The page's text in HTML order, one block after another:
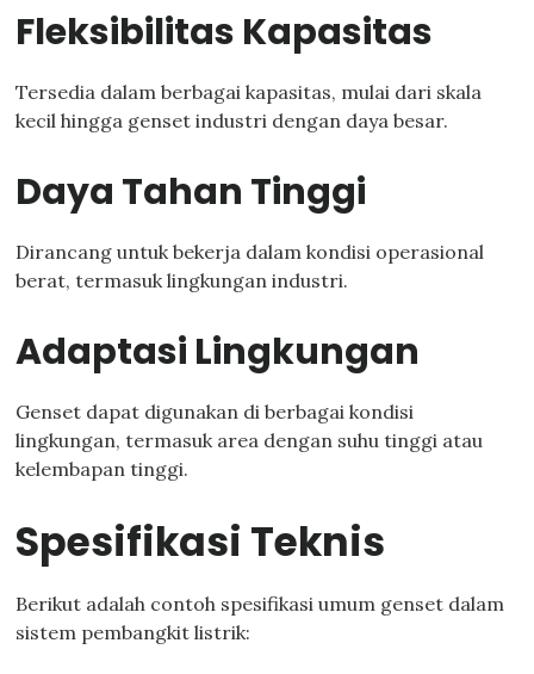
Fleksibilitas Kapasitas
Tersedia dalam berbagai kapasitas, mulai dari skala
kecil hingga genset industri dengan daya besar.
Daya Tahan Tinggi
Dirancang untuk bekerja dalam kondisi operasional
berat, termasuk lingkungan industri.
Adaptasi Lingkungan
Genset dapat digunakan di berbagai kondisi
lingkungan, termasuk area dengan suhu tinggi atau
kelembapan tinggi.
Spesifikasi Teknis
Berikut adalah contoh spesifikasi umum genset dalam
sistem pembangkit listrik: